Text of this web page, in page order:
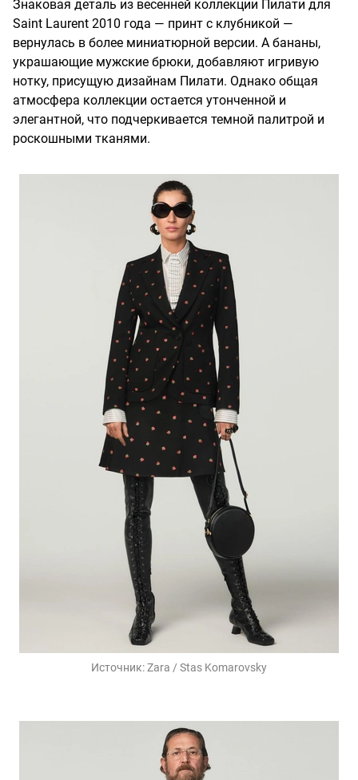
Знаковая деталь из весенней коллекции Пилати для
Saint Laurent 2010 года — принт с клубникой —
вернулась в более миниатюрной версии. А бананы,
украшающие мужские брюки, добавляют игривую
нотку, присущую дизайнам Пилати. Однако общая
атмосфера коллекции остается утонченной и
элегантной, что подчеркивается темной палитрой и
роскошными тканями.
Источник:Zara / Stas Komarovsky